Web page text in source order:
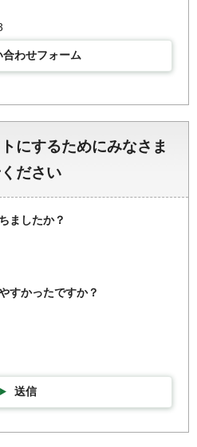
合わせフォーム
にするためにみなさま
ださい
ましたか？
すかったですか？
送信